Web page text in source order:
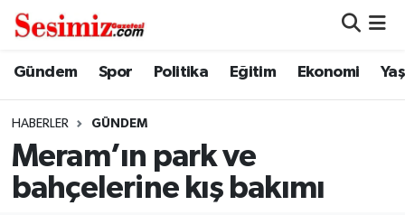
Gündem Spor Politika Eğitim Ekonomi
HABERLER GÜNDEM
Meram’ın park ve
bahçelerine kış bakımı
Dünya
Ekonomi
Genel
Nöbetçi Eczaneler
Hava Durumu
Namaz Vakitleri
Trafik Durumu